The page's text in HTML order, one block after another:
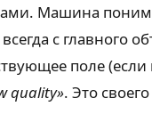
Машина
с главного
поле (если
quality». Это